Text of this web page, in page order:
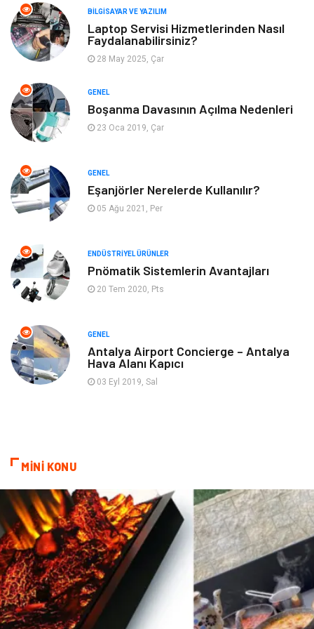
Giyim Turizm
Otomotiv Eğitim Kurumları
Yapı İnşaat
Emlak Maden ve Metal
Mobilya Hizmet
Endüstriyel Ürünler
Aksesuar Bahçe Ev
Ambalaj
Markalar
Telekomünikasyon Basın Yayın
Dernekler ve Birlikler
Kiralama Servisleri Alüminyum
Doğal Enerji Kaynakları İşitme
Hediyelik Eşya Veteriner
Pazarlama
BILGISAYAR VE YAZILIM
Laptop Servisi Hizmetlerinden Nasıl
Faydalanabilirsiniz?
28 May 2025, Çar
GENEL
Boşanma Davasının Açılma Nedenleri
23 Oca 2019, Çar
GENEL
Eşanjörler Nerelerde Kullanılır?
05 Ağu 2021, Per
ENDÜSTRIYEL ÜRÜNLER
Pnömatik Sistemlerin Avantajları
20 Tem 2020, Pts
GENEL
Antalya Airport Concierge – Antalya
Hava Alanı Kapıcı
03 Eyl 2019, Sal
MİNİ KONU